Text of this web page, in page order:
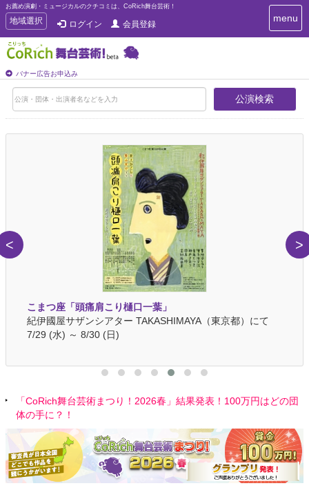
お薦め演劇・ミュージカルのクチコミは、CoRich舞台芸術！
T
o
g
g
e
n
地域選択 ログイン 会員登録
バナー広告お申込み
T
o
e
n
a
menu
公演検索
こまつ座「頭痛肩こり樋口一葉」
紀伊國屋サザンシアター TAKASHIMAYA（東京都）にて
7/29 (水) ～ 8/30 (日)
< >
「CoRich舞台芸術まつり！2026春」結果発表！100万円はどの団
体の手に？！